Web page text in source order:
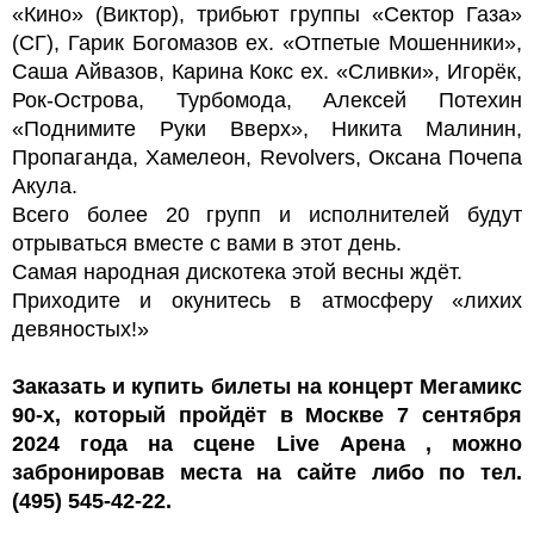
«Кино» (Виктор), трибьют группы «Сектор Газа»
(СГ), Гарик Богомазов ех. «Отпетые Мошенники»,
Саша Айвазов, Карина Кокс ех. «Сливки», Игорёк,
Рок-Острова, Турбомода, Алексей Потехин
«Поднимите Руки Вверх», Никита Малинин,
Пропаганда, Хамелеон, Revolvers, Оксана Почепа
Акула.
Всего более 20 групп и исполнителей будут
отрываться вместе с вами в этот день.
Самая народная дискотека этой весны ждёт.
Приходите и окунитесь в атмосферу «лихих
девяностых!»
Заказать и купить билеты на концерт Мегамикс
90-х, который пройдёт в Москве 7 сентября
2024 года на сцене Live Арена , можно
забронировав места на сайте либо по тел.
(495) 545-42-22.